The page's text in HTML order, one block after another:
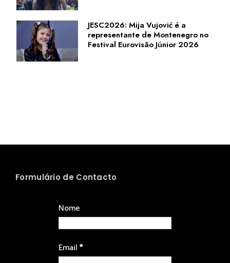
JESC2026: Mija Vujović é a
representante de Montenegro no
Festival Eurovisão Júnior 2026
Formulário de Contacto
Nome
Email*